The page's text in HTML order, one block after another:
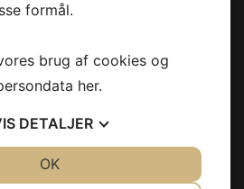
formål.
brug af cookies og
her.
DETALJER
OK